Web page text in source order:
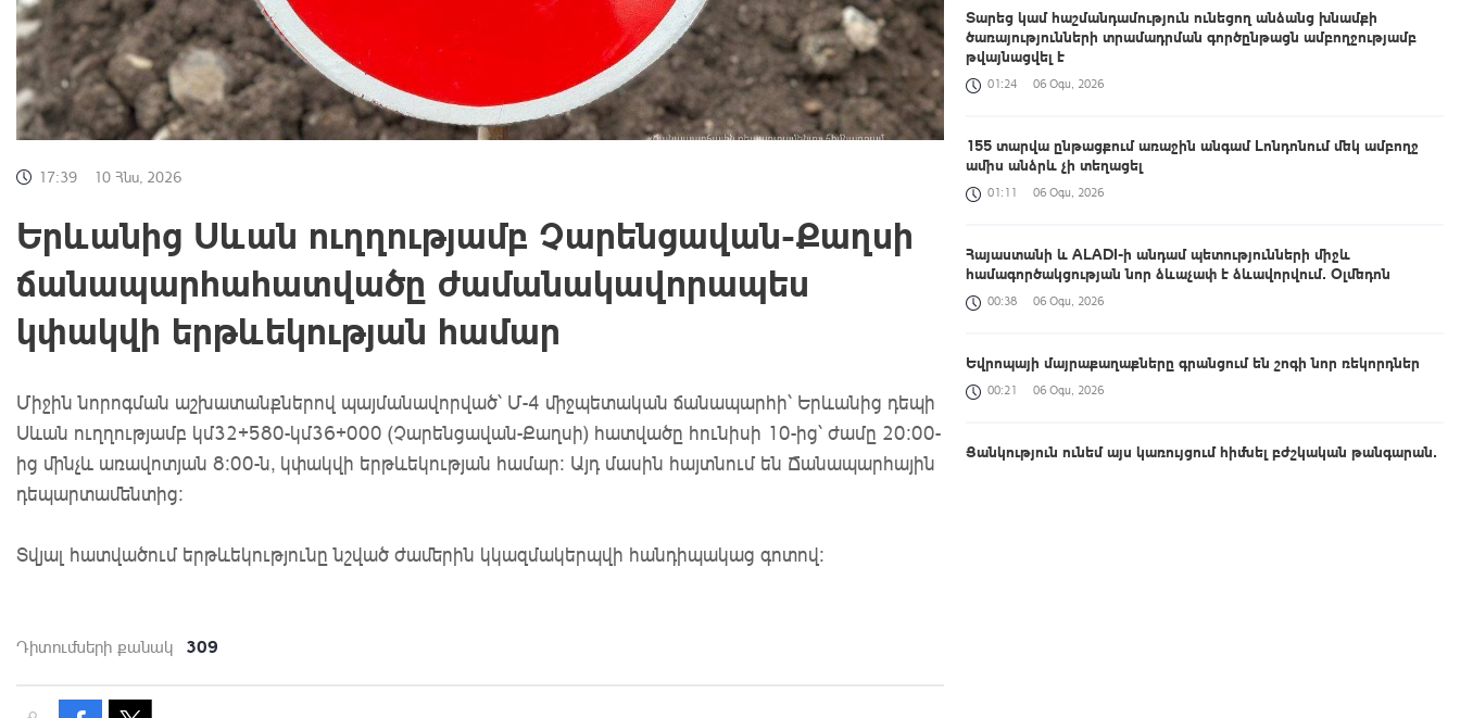
17:39 10 Հնս, 2026
Երևանից Սևան ուղղությամբ Չարենցավան-Քաղսի
ճանապարհահատվածը ժամանակավորապես
կփակվի երթևեկության համար
Միջին նորոգման աշխատանքներով պայմանավորված՝ Մ-4 միջպետական ճանապարհի՝ Երևանից դեպի
Սևան ուղղությամբ կմ32+580-կմ36+000 (Չարենցավան-Քաղսի) հատվածը հունիսի 10-ից՝ ժամը 20:00-
ից մինչև առավոտյան 8:00-ն, կփակվի երթևեկության համար։ Այդ մասին հայտնում են Ճանապարհային
դեպարտամենտից:
Տվյալ հատվածում երթևեկությունը նշված ժամերին կկազմակերպվի հանդիպակաց գոտով։
Դիտումների քանակ 309
Տարեց կամ հաշմանդամություն ունեցող անձանց խնամքի
ծառայությունների տրամադրման գործընթացն ամբողջությամբ
թվայնացվել է
01:24 06 Օգս, 2026
155 տարվա ընթացքում առաջին անգամ Լոնդոնում մեկ ամբողջ
ամիս անձրև չի տեղացել
01:11 06 Օգս, 2026
Հայաստանի և ALADI-ի անդամ պետությունների միջև
համագործակցության նոր ձևաչափ է ձևավորվում․ Օլմեդոն
00:38 06 Օգս, 2026
Եվրոպայի մայրաքաղաքները գրանցում են շոգի նոր ռեկորդներ
00:21 06 Օգս, 2026
Ցանկություն ունեմ այս կառույցում հիմնել բժշկական թանգարան․